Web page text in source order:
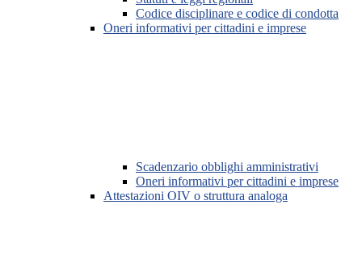
Codice disciplinare e codice di condotta
Oneri informativi per cittadini e imprese
Scadenzario obblighi amministrativi
Oneri informativi per cittadini e imprese
Attestazioni OIV o struttura analoga